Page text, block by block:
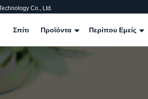
Co., Ltd.
Σπίτι Προϊόντα Περίπου Εμείς